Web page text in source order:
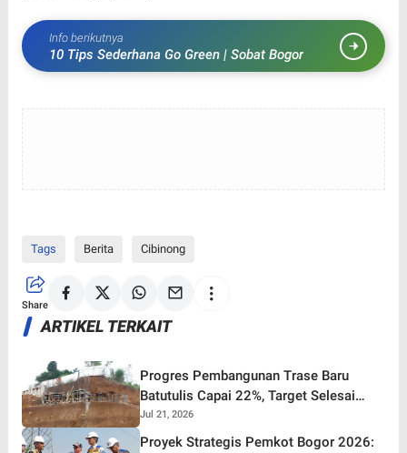
Info berikutnya
10 Tips Sederhana Go Green | Sobat Bogor
Tags Berita Cibinong
Share
ARTIKEL TERKAIT
Progres Pembangunan Trase Baru
Batutulis Capai 22%, Target Selesai
Oktober 2026!
Jul 21, 2026
Proyek Strategis Pemkot Bogor 2026: